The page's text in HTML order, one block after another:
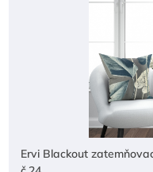
Ervi Blackout